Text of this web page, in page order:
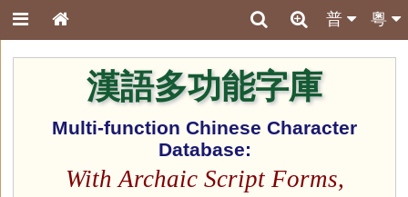
粵
普
漢語多功能字庫
Multi-function Chinese Character
Database:
With Archaic Script Forms,